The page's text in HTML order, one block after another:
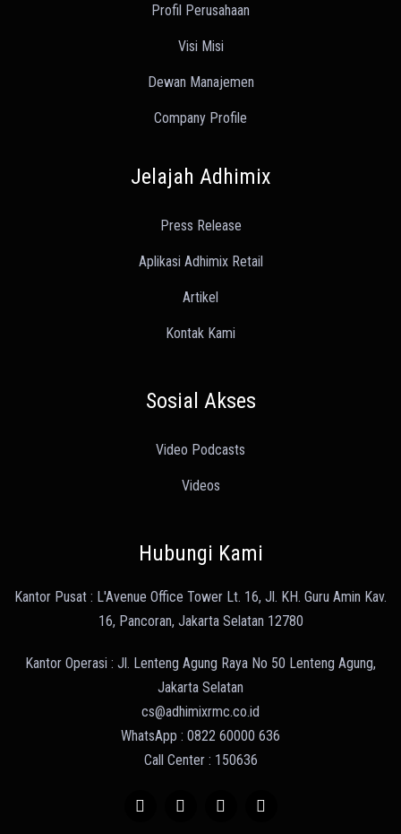
Profil Perusahaan
Visi Misi
Dewan Manajemen
Company Profile
Jelajah Adhimix
Press Release
Aplikasi Adhimix Retail
Artikel
Kontak Kami
Sosial Akses
Video Podcasts
Videos
Hubungi Kami
Kantor Pusat : L'Avenue Office Tower Lt. 16, Jl. KH. Guru Amin Kav.
16, Pancoran, Jakarta Selatan 12780
Kantor Operasi : Jl. Lenteng Agung Raya No 50 Lenteng Agung,
Jakarta Selatan
cs@adhimixrmc.co.id
WhatsApp : 0822 60000 636
Call Center : 150636